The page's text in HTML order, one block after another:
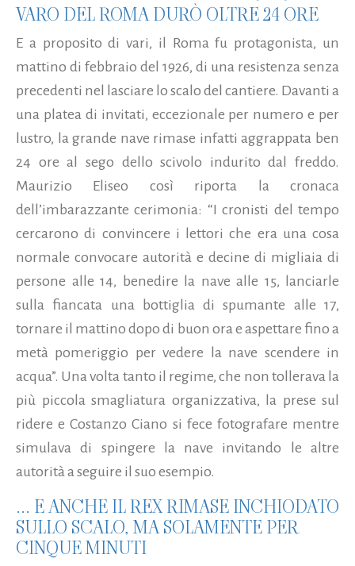
VARO DEL ROMA DURÒ OLTRE 24 ORE
E a proposito di vari, il Roma fu protagonista, un
mattino di febbraio del 1926, di una resistenza senza
precedenti nel lasciare lo scalo del cantiere. Davanti a
una platea di invitati, eccezionale per numero e per
lustro, la grande nave rimase infatti aggrappata ben
24 ore al sego dello scivolo indurito dal freddo.
Maurizio Eliseo così riporta la cronaca
dell’imbarazzante cerimonia: “I cronisti del tempo
cercarono di convincere i lettori che era una cosa
normale convocare autorità e decine di migliaia di
persone alle 14, benedire la nave alle 15, lanciarle
sulla fiancata una bottiglia di spumante alle 17,
tornare il mattino dopo di buon ora e aspettare fino a
metà pomeriggio per vedere la nave scendere in
acqua”. Una volta tanto il regime, che non tollerava la
più piccola smagliatura organizzativa, la prese sul
ridere e Costanzo Ciano si fece fotografare mentre
simulava di spingere la nave invitando le altre
autorità a seguire il suo esempio.
... E ANCHE IL REX RIMASE INCHIODATO
SULLO SCALO, MA SOLAMENTE PER
CINQUE MINUTI